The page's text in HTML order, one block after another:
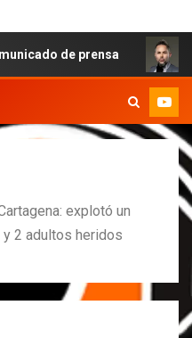
prensa MARCOS
explotó un
2 adultos heridos